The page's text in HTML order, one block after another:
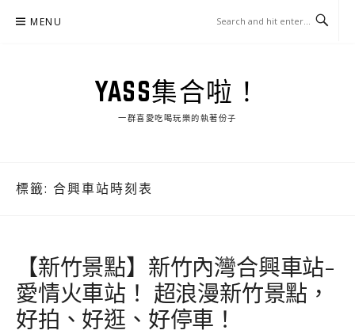
MENU
YASS集合啦！
一群喜愛吃喝玩樂的執著份子
標籤: 合興車站時刻表
【新竹景點】新竹內灣合興車站-
愛情火車站！ 超浪漫新竹景點，
好拍、好逛、好停車！